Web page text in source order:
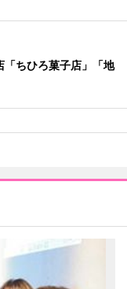
「ちひろ菓子店」「地